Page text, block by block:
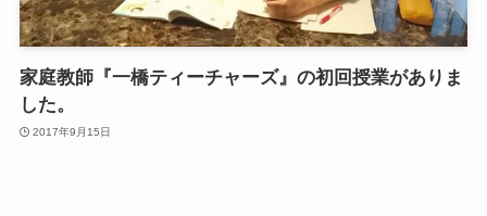
家庭教師『一橋ティーチャーズ』の初回授業がありま
した。
2017年9月15日